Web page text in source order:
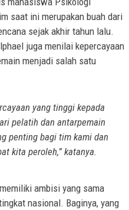
saat ini merupakan buah dari
sejak akhir tahun lalu.
juga menilai kepercayaan
menjadi salah satu
yang tinggi kepada
pelatih dan antarpemain
penting bagi tim kami dan
kita peroleh,” katanya.
ambisi yang sama
nasional. Baginya, yang